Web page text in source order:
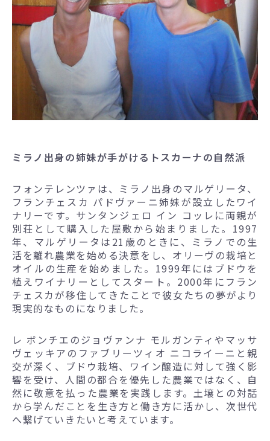
ミラノ出身の姉妹が手がけるトスカーナの自然派
フォンテレンツァは、ミラノ出身のマルゲリータ、
フランチェスカ パドヴァーニ姉妹が設立したワイ
ナリーです。サンタンジェロ イン コッレに両親が
別荘として購入した屋敷から始まりました。1997
年、マルゲリータは21歳のときに、ミラノでの生
活を離れ農業を始める決意をし、オリーヴの栽培と
オイルの生産を始めました。1999年にはブドウを
植えワイナリーとしてスタート。2000年にフラン
チェスカが移住してきたことで彼女たちの夢がより
現実的なものになりました。
レ ボンチエのジョヴァンナ モルガンティやマッサ
ヴェッキアのファブリーツィオ ニコライーニと親
交が深く、ブドウ栽培、ワイン醸造に対して強く影
響を受け、人間の都合を優先した農業ではなく、自
然に敬意を払った農業を実践します。土壌との対話
から学んだことを生き方と働き方に活かし、次世代
へ繋げていきたいと考えています。